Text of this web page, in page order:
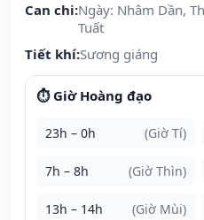
Can chi:Ngày: Nhâm Dần,
Tuất
Tiết khí:Sương giáng
⏱️ Giờ Hoàng đạo
23h – 0h (Giờ Tí)
7h – 8h (Giờ Thìn)
13h – 14h (Giờ Mùi)